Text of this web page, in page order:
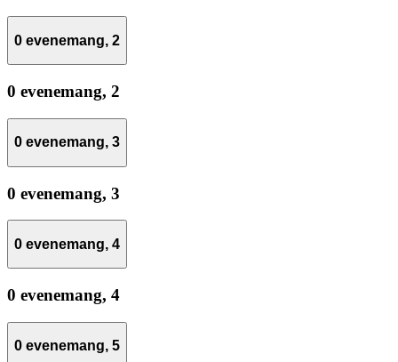
0 evenemang, 2
0 evenemang, 2
0 evenemang, 3
0 evenemang, 3
0 evenemang, 4
0 evenemang, 4
0 evenemang, 5